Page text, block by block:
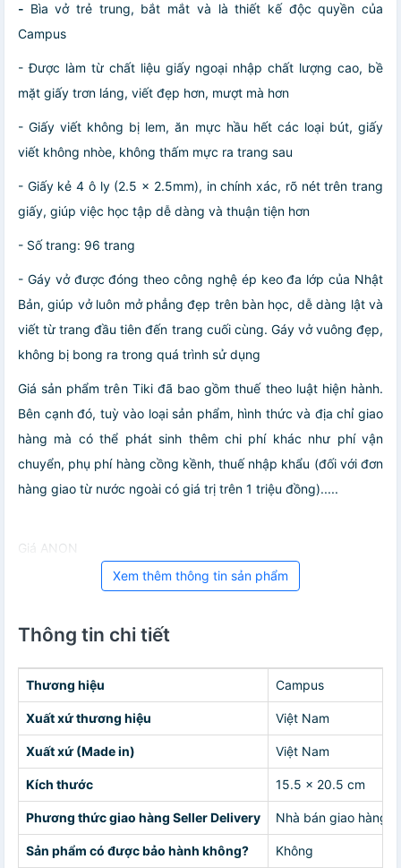
- Bìa vở trẻ trung, bắt mắt và là thiết kế độc quyền của
Campus
- Được làm từ chất liệu giấy ngoại nhập chất lượng cao, bề
mặt giấy trơn láng, viết đẹp hơn, mượt mà hơn
- Giấy viết không bị lem, ăn mực hầu hết các loại bút, giấy
viết không nhòe, không thấm mực ra trang sau
- Giấy kẻ 4 ô ly (2.5 x 2.5mm), in chính xác, rõ nét trên trang
giấy, giúp việc học tập dễ dàng và thuận tiện hơn
- Số trang: 96 trang
- Gáy vở được đóng theo công nghệ ép keo đa lớp của Nhật
Bản, giúp vở luôn mở phẳng đẹp trên bàn học, dễ dàng lật và
viết từ trang đầu tiên đến trang cuối cùng. Gáy vở vuông đẹp,
không bị bong ra trong quá trình sử dụng
Giá sản phẩm trên Tiki đã bao gồm thuế theo luật hiện hành.
Bên cạnh đó, tuỳ vào loại sản phẩm, hình thức và địa chỉ giao
hàng mà có thể phát sinh thêm chi phí khác như phí vận
chuyển, phụ phí hàng cồng kềnh, thuế nhập khẩu (đối với đơn
hàng giao từ nước ngoài có giá trị trên 1 triệu đồng).....
Giá ANON
Xem thêm thông tin sản phẩm
Thông tin chi tiết
Thương hiệu Campus
Xuất xứ thương hiệu Việt Nam
Xuất xứ (Made in) Việt Nam
Kích thước 15.5 x 20.5 cm
Phương thức giao hàng Seller Delivery Nhà bán giao hàng
Sản phẩm có được bảo hành không? Không